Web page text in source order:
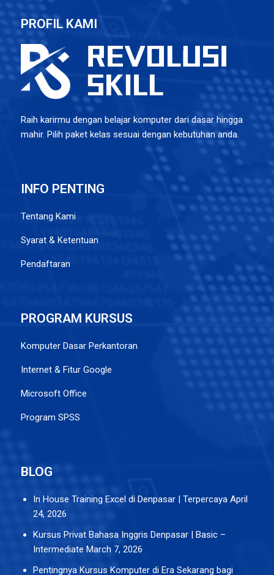
PROFIL KAMI
Raih karirmu dengan belajar komputer dari dasar hingga
mahir. Pilih paket kelas sesuai dengan kebutuhan anda.
INFO PENTING
Tentang Kami
Syarat & Ketentuan
Pendaftaran
PROGRAM KURSUS
Komputer Dasar Perkantoran
Internet & Fitur Google
Microsoft Office
Program SPSS
BLOG
In House Training Excel di Denpasar | Terpercaya April
24, 2026
Kursus Privat Bahasa Inggris Denpasar | Basic –
Intermediate March 7, 2026
Pentingnya Kursus Komputer di Era Sekarang bagi